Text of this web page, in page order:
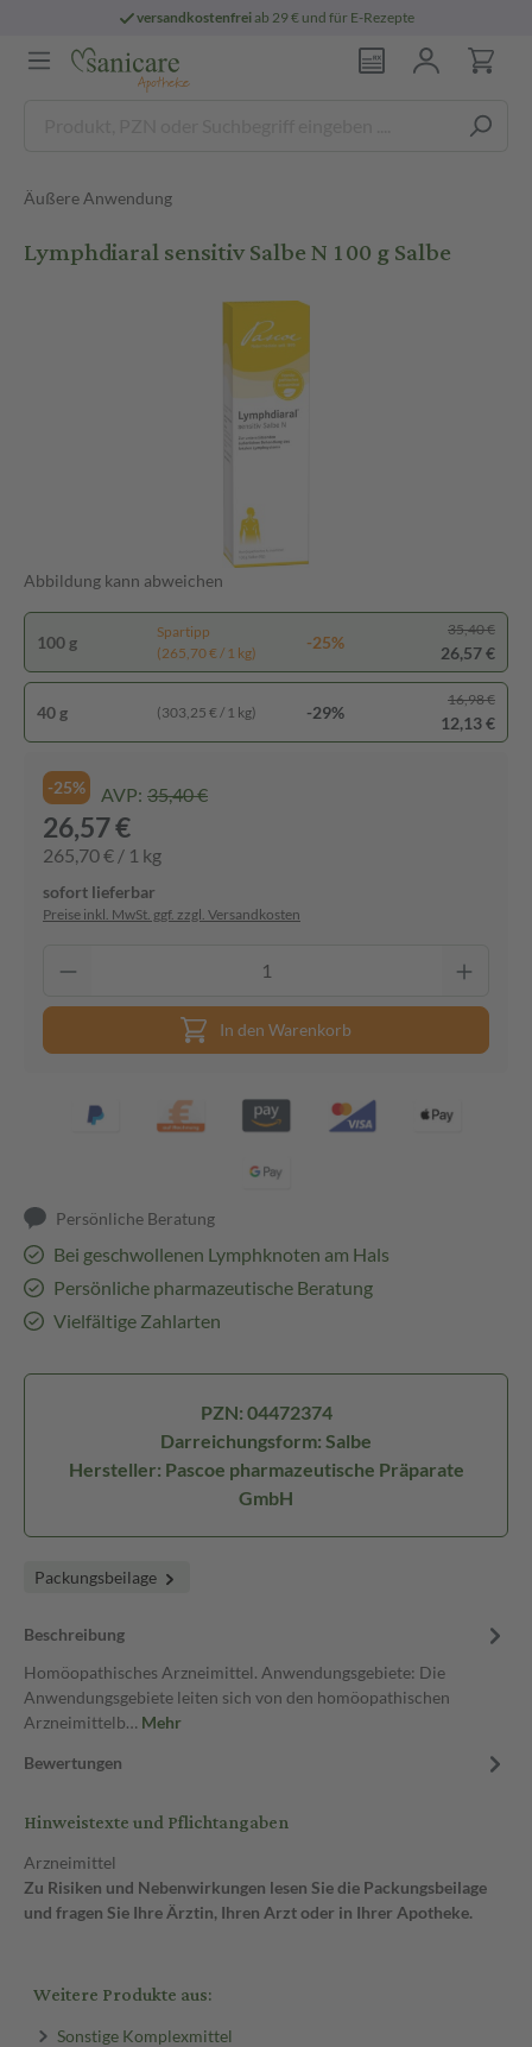
versandkostenfreiab 29 € und für E-Rezepte
Äußere Anwendung
Lymphdiaral sensitiv Salbe N 100 g Salbe
Abbildung kann abweichen
100 g
Spartipp
(265,70 € / 1 kg)
-25%
35,40 €
26,57 €
40 g (303,25 € / 1 kg) -29%
16,98 €
12,13 €
-25% AVP: 35,40 €
26,57 €
265,70 € / 1 kg
sofort lieferbar
Preise inkl. MwSt. ggf. zzgl. Versandkosten
In den Warenkorb
Persönliche Beratung
Bei geschwollenen Lymphknoten am Hals
Persönliche pharmazeutische Beratung
Vielfältige Zahlarten
PZN: 04472374
Darreichungsform: Salbe
Hersteller: Pascoe pharmazeutische Präparate
GmbH
Packungsbeilage
Beschreibung
Homöopathisches Arzneimittel. Anwendungsgebiete: Die
Anwendungsgebiete leiten sich von den homöopathischen
Arzneimittelb… Mehr
Bewertungen
Hinweistexte und Pflichtangaben
Arzneimittel
Zu Risiken und Nebenwirkungen lesen Sie die Packungsbeilage
und fragen Sie Ihre Ärztin, Ihren Arzt oder in Ihrer Apotheke.
Weitere Produkte aus:
Sonstige Komplexmittel